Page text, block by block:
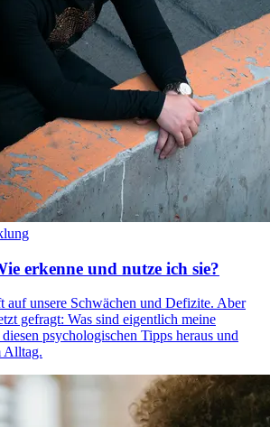
erkenne und nutze ich sie?
auf unsere Schwächen und Defizite. Aber
gefragt: Was sind eigentlich meine
psychologischen Tipps heraus und
Alltag.